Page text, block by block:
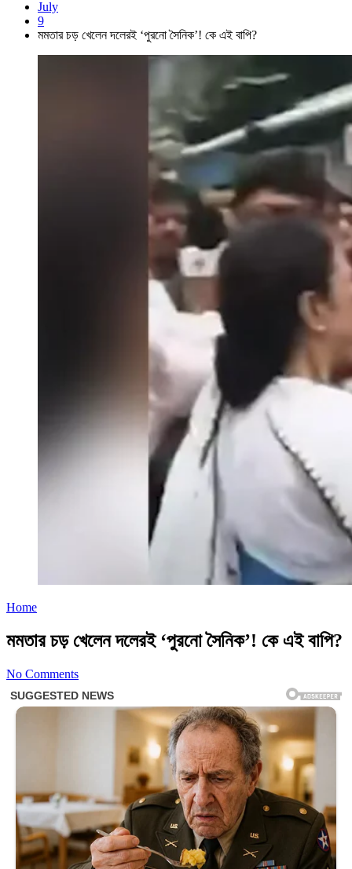
July
9
মমতার চড় খেলেন দলেরই ‘পুরনো সৈনিক’! কে এই বাপি?
Home
মমতার চড় খেলেন দলেরই ‘পুরনো সৈনিক’! কে এই বাপি?
No Comments